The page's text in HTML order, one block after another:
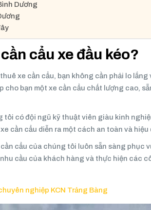
Dương
cẩu xe đầu kéo?
xe cần cẩu, bạn không cần phải lo lắng
cho bạn một xe cần cẩu chất lượng cao,
có đội ngũ kỹ thuật viên giàu kinh
cần cẩu diễn ra một cách an toàn và hiệu
cẩu của chúng tôi luôn sẵn sàng phục
cầu của khách hàng và thực hiện các
nghiệp KCN Trảng Bàng